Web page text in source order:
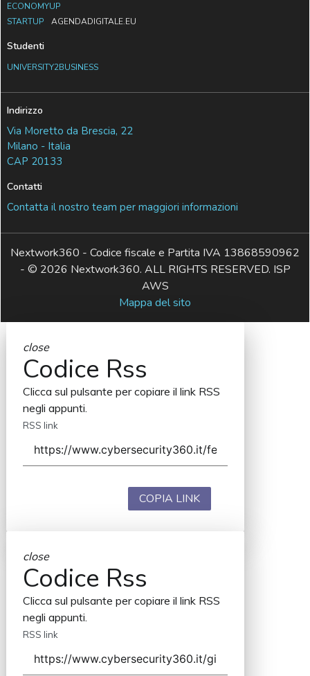
ECONOMYUP
STARTUP
AGENDADIGITALE.EU
Studenti
UNIVERSITY2BUSINESS
Indirizzo
Via Moretto da Brescia, 22
Milano - Italia
CAP 20133
Contatti
Contatta il nostro team per maggiori informazioni
Nextwork360 - Codice fiscale e Partita IVA 13868590962
- © 2026 Nextwork360. ALL RIGHTS RESERVED. ISP
AWS
Mappa del sito
close
Codice Rss
Clicca sul pulsante per copiare il link RSS
negli appunti.
RSS link
COPIA LINK
close
Codice Rss
Clicca sul pulsante per copiare il link RSS
negli appunti.
RSS link